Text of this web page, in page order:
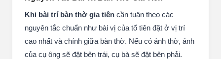
Khi bài trí bàn thờ gia tiên cần tuân theo các
nguyên tắc chuẩn như bài vị của tổ tiên đặt ở vị trí
cao nhất và chính giữa bàn thờ. Nếu có ảnh thờ, ảnh
của cụ ông sẽ đặt bên trái, cụ bà sẽ đặt bên phải.